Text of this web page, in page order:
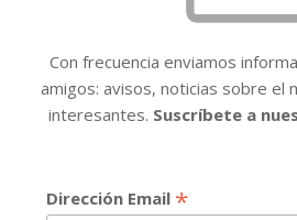
Con frecuencia enviamos
amigos: avisos, noticias sobre el
interesantes. Suscríbete a
Dirección Email *